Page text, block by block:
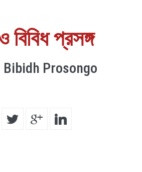
বিবিধ প্রসঙ্গ
Prosongo